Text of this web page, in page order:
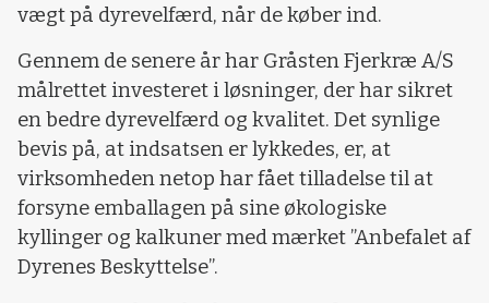
vægt på dyrevelfærd, når de køber ind.
Gennem de senere år har Gråsten Fjerkræ A/S
målrettet investeret i løsninger, der har sikret
en bedre dyrevelfærd og kvalitet. Det synlige
bevis på, at indsatsen er lykkedes, er, at
virksomheden netop har fået tilladelse til at
forsyne emballagen på sine økologiske
kyllinger og kalkuner med mærket ”Anbefalet af
Dyrenes Beskyttelse”.